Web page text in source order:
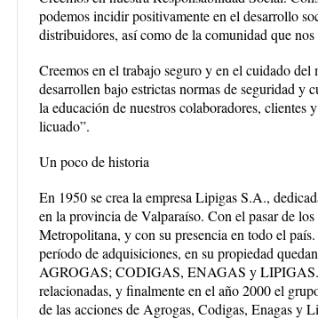
podemos incidir positivamente en el desarrollo
distribuidores, así como de la comunidad que
Creemos en el trabajo seguro y en el cuidado
desarrollen bajo estrictas normas de seguridad y
la educación de nuestros colaboradores, clientes
licuado”.
Un poco de historia
En 1950 se crea la empresa Lipigas S.A.,
en la provincia de Valparaíso. Con el pasar de
Metropolitana, y con su presencia en todo el
período de adquisiciones, en su propiedad
AGROGAS; CODIGAS, ENAGAS y LIPIGAS.
relacionadas, y finalmente en el año 2000 el
de las acciones de Agrogas, Codigas, Enagas y